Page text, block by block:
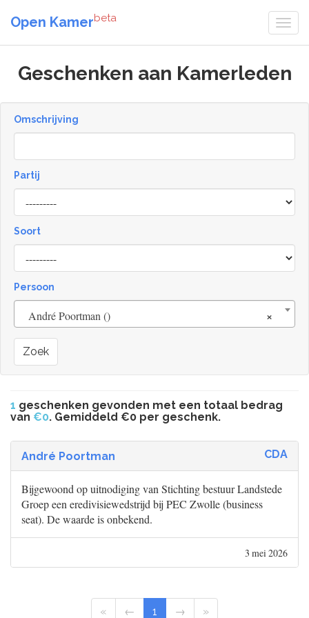
Open Kamerbeta
Geschenken aan Kamerleden
Omschrijving
Partij
Soort
Type
Persoon
×
André Poortman ()
Zoek
1 geschenken gevonden met een totaal bedrag
van €0. Gemiddeld €0 per geschenk.
André Poortman CDA
Bijgewoond op uitnodiging van Stichting bestuur Landstede
Groep een eredivisiewedstrijd bij PEC Zwolle (business
seat). De waarde is onbekend.
3 mei 2026
« ← 1 → »